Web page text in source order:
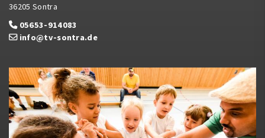
36205 Sontra
05653-914083
info@tv-sontra.de